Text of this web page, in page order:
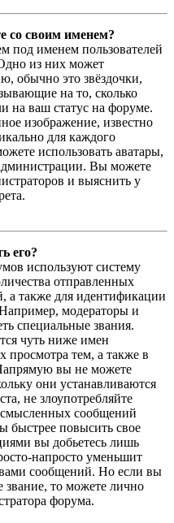
со своим именем?
под именем пользователей
из них может
обычно это звёздочки,
на то, сколько
на ваш статус на форуме.
изображение, известно
для каждого
использовать аватары,
Вы можете
и выяснить у
его?
используют систему
отправленных
а также для идентификации
модераторы и
специальные звания.
чуть ниже имен
просмотра тем, а также в
вы не можете
они устанавливаются
не злоупотребляйте
сообщений
быстрее повысить свое
вы добьетесь лишь
напросто уменьшит
сообщений. Но если вы
звание, то можете лично
форума.